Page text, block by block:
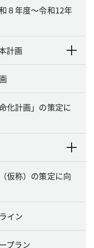
８年度～令和12年
計画
化計画」の策定に
仮称）の策定に向
イン
プラン